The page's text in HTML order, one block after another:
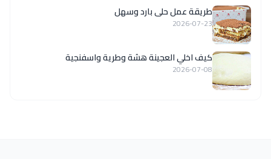
طريقة عمل حلى بارد وسهل
2026-07-23
كيف اخلي العجينة هشة وطرية واسفنجية
2026-07-08